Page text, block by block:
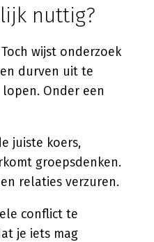
nuttig?
wijst onderzoek
durven uit te
Onder een
juiste koers,
groepsdenken.
relaties verzuren.
conflict te
je iets mag